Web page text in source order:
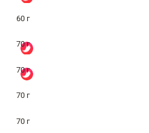
60 г
70 г
70 г
70 г
70 г